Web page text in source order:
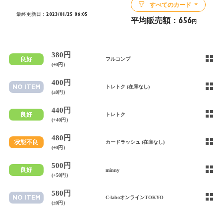
最終更新日：2023/01/25 06:05
すべてのカード
平均販売額： 656円
良好
380円
(±0円）
フルコンプ
NO ITEM
400円
(±0円）
トレトク (在庫なし)
良好
440円
(+40円）
トレトク
状態不良
480円
(±0円）
カードラッシュ (在庫なし)
良好
500円
(+50円）
minny
NO ITEM
580円
(±0円）
C-laboオンラインTOKYO